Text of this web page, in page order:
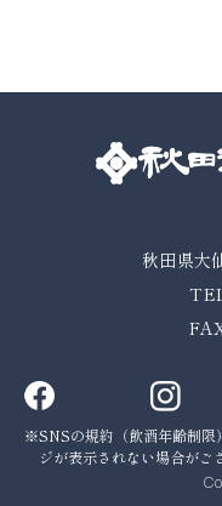
秋田県大
SNSの規約（飲酒年齢制限
ジが表示されない場合がご